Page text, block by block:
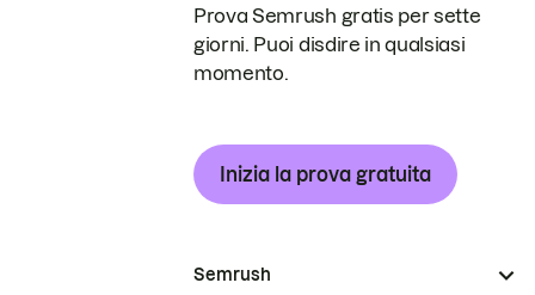
Prova Semrush gratis per sette
giorni. Puoi disdire in qualsiasi
momento.
Inizia la prova gratuita
Semrush